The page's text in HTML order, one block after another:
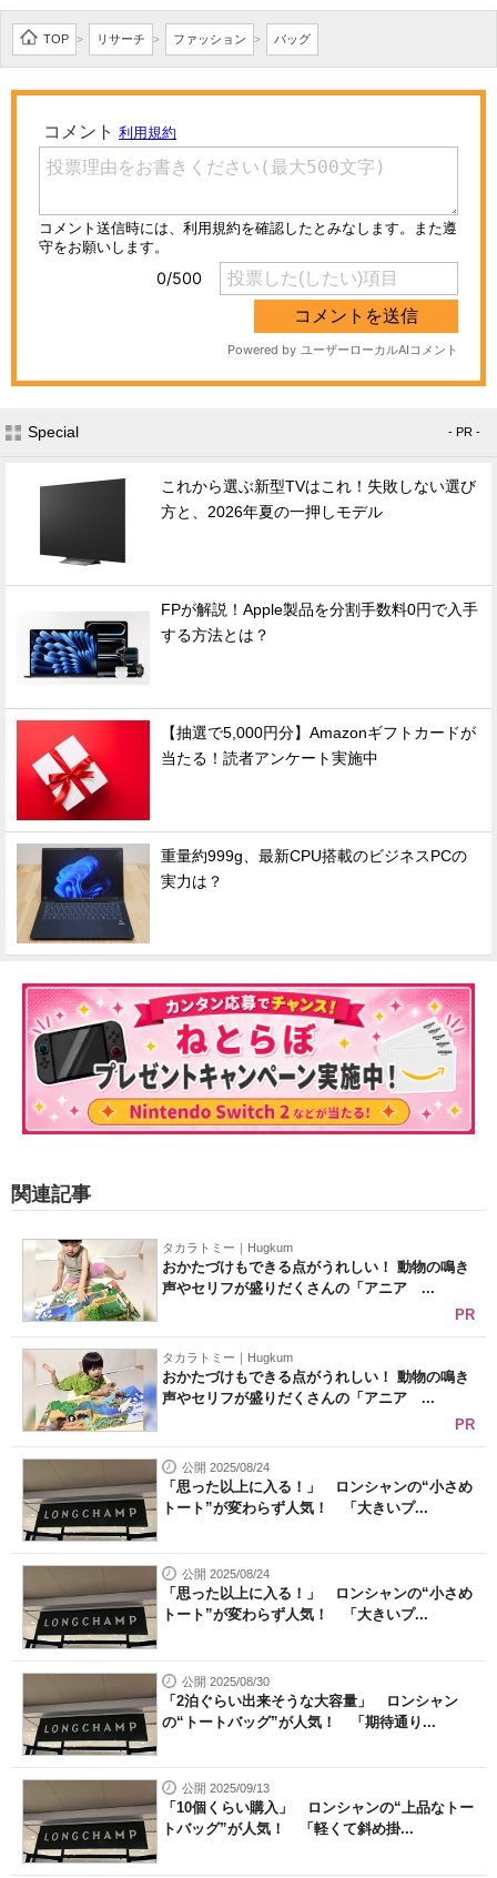
TOP > リサーチ > ファッション > バッグ
Special - PR -
これから選ぶ新型TVはこれ！失敗しない選び
方と、2026年夏の一押しモデル
FPが解説！Apple製品を分割手数料0円で入手
する方法とは？
【抽選で5,000円分】Amazonギフトカードが
当たる！読者アンケート実施中
重量約999g、最新CPU搭載のビジネスPCの
実力は？
関連記事
タカラトミー｜Hugkum
おかたづけもできる点がうれしい！ 動物の鳴き
声やセリフが盛りだくさんの「アニア ...
PR
タカラトミー｜Hugkum
おかたづけもできる点がうれしい！ 動物の鳴き
声やセリフが盛りだくさんの「アニア ...
PR
公開 2025/08/24
「思った以上に入る！」 ロンシャンの“小さめ
トート”が変わらず人気！ 「大きいプ...
公開 2025/08/24
「思った以上に入る！」 ロンシャンの“小さめ
トート”が変わらず人気！ 「大きいプ...
公開 2025/08/30
「2泊ぐらい出来そうな大容量」 ロンシャン
の“トートバッグ”が人気！ 「期待通り...
公開 2025/09/13
「10個くらい購入」 ロンシャンの“上品なトー
トバッグ”が人気！ 「軽くて斜め掛...